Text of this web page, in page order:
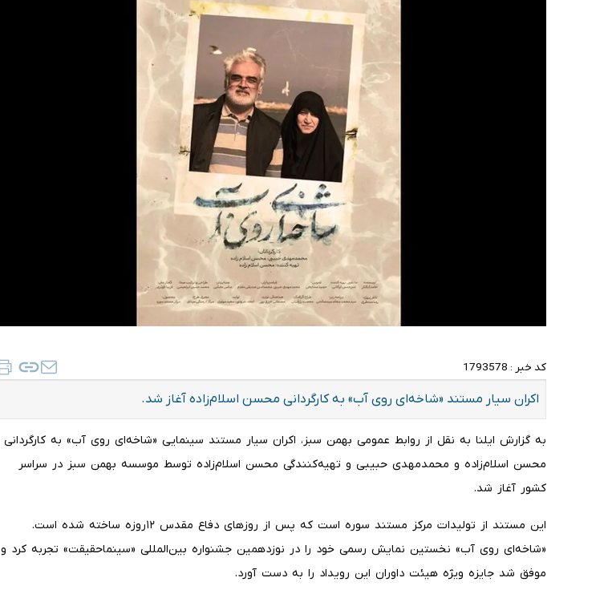
کد خبر : 1793578
اکران سیار مستند «شاخه‌ای روی آب» به کارگردانی محسن اسلام‌زاده آغاز شد.
به گزارش ایلنا به نقل از روابط عمومی بهمن سبز، اکران سیار مستند سینمایی «شاخه‌ای روی آب» به کارگردانی
محسن اسلام‌زاده و محمدمهدی حبیبی و تهیه‌کنندگی محسن اسلام‌زاده توسط موسسه بهمن سبز در سراسر
کشور آغاز شد.
این مستند از تولیدات مرکز مستند سوره است که پس از روزهای دفاع مقدس ۱۲روزه ساخته شده است.
«شاخه‌ای روی آب» نخستین نمایش رسمی خود را در نوزدهمین جشنواره بین‌المللی «سینماحقیقت» تجربه کرد و
موفق شد جایزه ویژه هیئت داوران این رویداد را به دست آورد.